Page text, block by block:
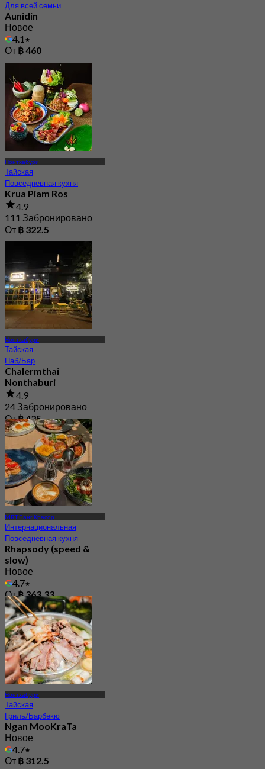
Для всей семьи
Aunidin
Новое
4.1
От ฿ 460
Нонтхабури
Тайская
Повседневная кухня
Krua Piam Ros
4.9
111 Забронировано
От ฿ 322.5
Нонтхабури
Тайская
Паб/Бар
Chalermthai
Nonthaburi
4.9
24 Забронировано
От฿ 425
MRT Банг Красор
Интернациональная
Повседневная кухня
Rhapsody (speed &
slow)
Новое
4.7
От฿ 363.33
Нонтхабури
Тайская
Гриль/Барбекю
Ngan MooKraTa
Новое
4.7
От ฿ 312.5